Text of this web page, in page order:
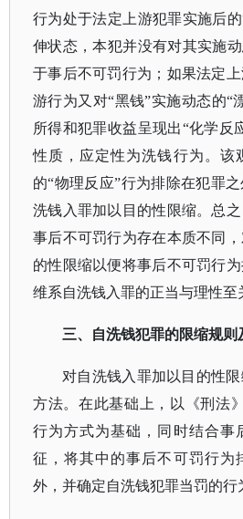
行为处于法定上游犯罪实施后
伸状态，本犯并没有对其实施
于事后不可罚行为；如果法定
游行为又对“黑钱”实施动态的“
所得和犯罪收益呈现出“化学反
性质，应定性为洗钱行为。该
的“物理反应”行为排除在犯罪
洗钱入罪加以目的性限缩。总
事后不可罚行为存在本质不同
的性限缩以便将事后不可罚行
维系自洗钱入罪的正当与理性至
三、自洗钱犯罪的限缩规则
对自洗钱入罪加以目的性
方法。在此基础上，以《刑法
行为方式为基础，同时结合事
征，将其中的事后不可罚行为
外，并确定自洗钱犯罪当罚的行